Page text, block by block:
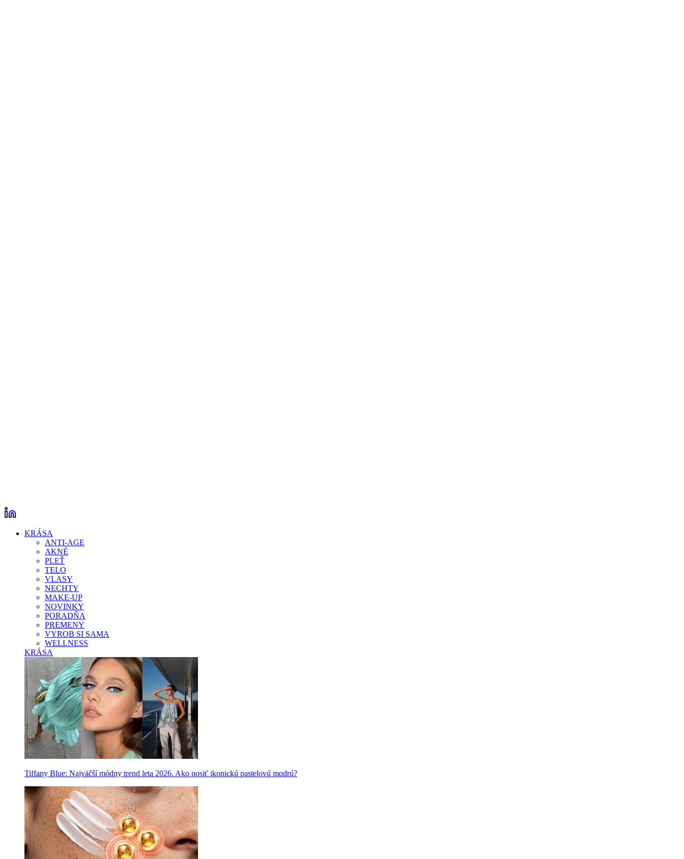
KRÁSA
ANTI-AGE
AKNÉ
PLEŤ
TELO
VLASY
NECHTY
MAKE-UP
NOVINKY
PORADŇA
PREMENY
VYROB SI SAMA
WELLNESS
KRÁSA
Tiffany Blue: Najväčší módny trend leta 2026. Ako nosiť ikonickú pastelovú modrú?